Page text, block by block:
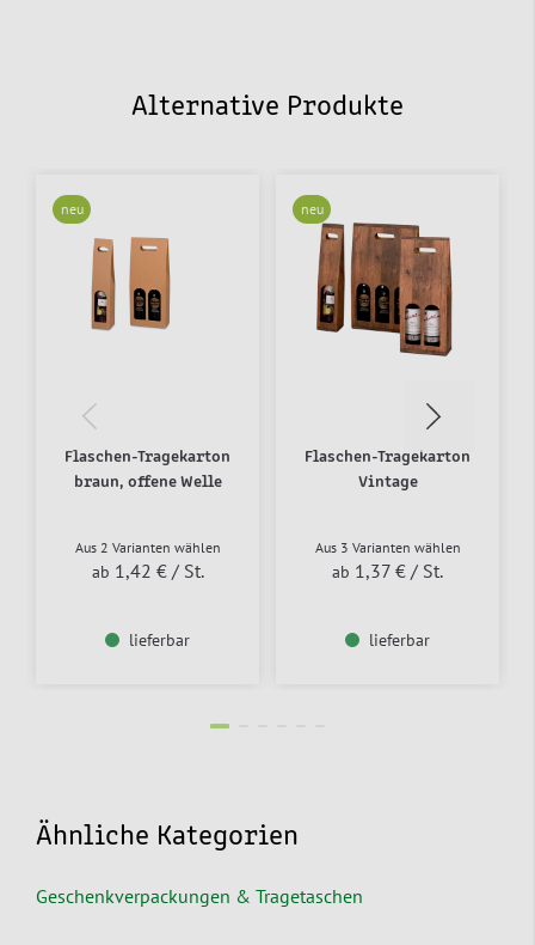
Alternative Produkte
neu
Flaschen-Tragekarton
braun, offene Welle
Aus 2 Varianten wählen
ab 1,42 € / St.
lieferbar
neu
Flaschen-Tragekarton
Vintage
Aus 3 Varianten wählen
ab 1,37 € / St.
lieferbar
Ähnliche Kategorien
Geschenkverpackungen & Tragetaschen